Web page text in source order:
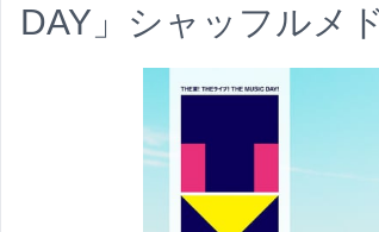
DAY」シャッフルメ